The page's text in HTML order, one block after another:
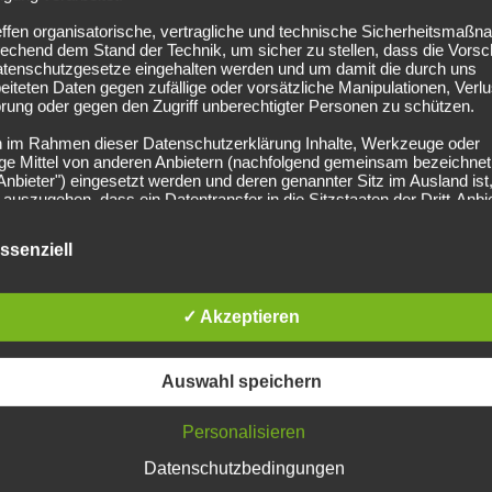
März 2025
Dezember 2024
organisatorische, vertragliche und technische
dem Stand der Technik, um sicher zu stellen, dass die
eingehalten werden und um damit die durch uns
Daten gegen zufällige oder vorsätzliche Manipulationen,
oder gegen den Zugriff unberechtigter Personen zu schützen.
im Rahmen dieser Datenschutzerklärung Inhalte, Werkzeuge oder
Mittel von anderen Anbietern (nachfolgend gemeinsam
eingesetzt werden und deren genannter Sitz im Ausland
dass ein Datentransfer in die Sitzstaaten der Dritt-
einer gesetzlichen Erlaubnis, einer Einwilligung der Nutzer oder
Vertragsklauseln, die eine gesetzlich vorausgesetzte Sicherheit
personenbezogener Daten
Daten werden, neben den ausdrücklich in dieser
genannten Verwendung, für die folgenden Zwecke
Ausführung, Pflege, Optimierung und Sicherung
Dienste-, Service- und Nutzerleistungen;
eines effektiven Kundendienstes und technischen
die Daten der Nutzer an Dritte nur, wenn dies für
notwendig ist (z.B. an einen Zahlungsdienstleister)
✓ Akzeptieren
Auswahl speichern
Personalisieren
Datenschutzbedingungen